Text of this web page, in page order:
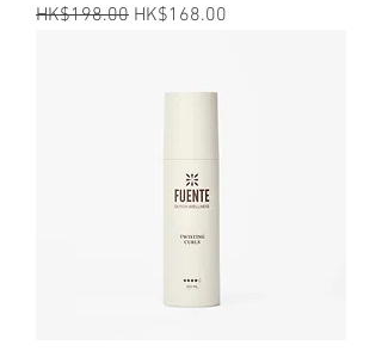
一般價格
HK$198.00 促銷價格
HK$168.00